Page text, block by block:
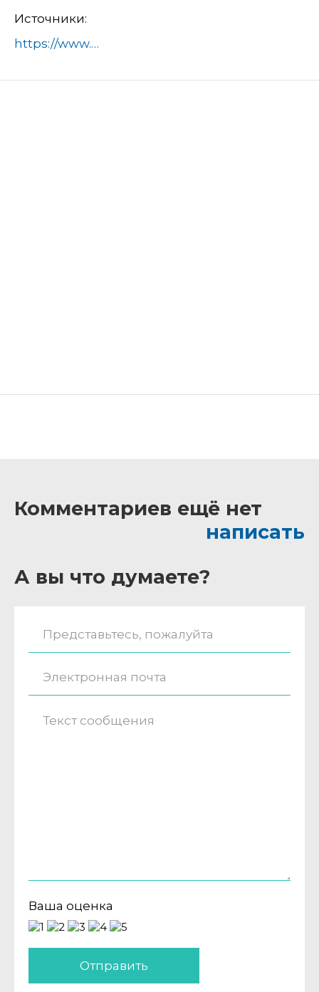
Источники:
https://www.ramenskoye.ru/novosti/283-ond-i-pr-po-ramenskomu-okrugu/30718-laboratoriya-pozharnoj-bezopasnosti-v-ramenskom-yunye-grazhdane-uchatsya-spasat-zhizni
Комментариев ещё нет
написать
А вы что думаете?
Ваша оценка
Отправить